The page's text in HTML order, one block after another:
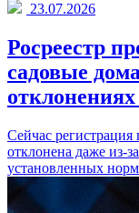
23.07.2026
Росреестр
садовые
Сейчас
отклонена даже из-
установленных